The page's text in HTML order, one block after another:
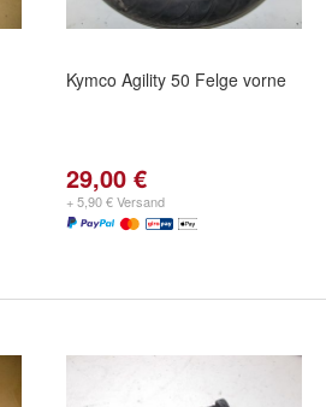
Kymco Agility 50 Felge vorne
29,00 €
+ 5,90 € Versand